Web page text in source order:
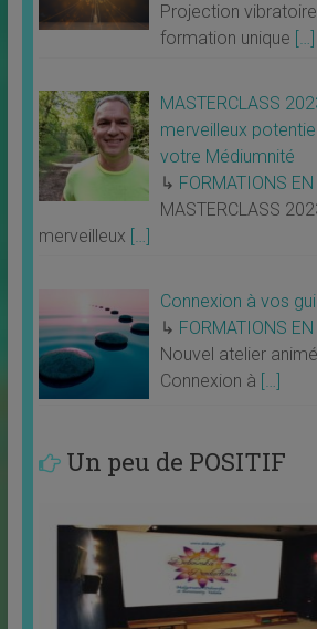
Projection
formation unique […]
MASTERCLASS
merveilleux
votre Médiumnité
↳ FORMATIONS
MASTERCLASS
merveilleux […]
Connexion à vos
↳ FORMATIONS
Nouvel atelier
Connexion à […]
Un peu de POSITIF